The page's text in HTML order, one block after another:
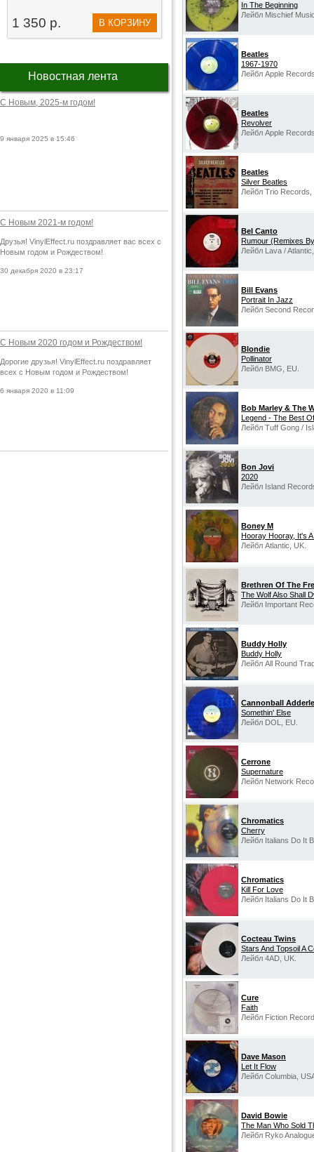
1 350 р. В КОРЗИНУ
Новостная лента
С Новым, 2025-м годом!
9 января 2025 в 15:46
С Новым 2021-м годом!
Друзья! VinylEffect.ru поздравляет вас всех с
Новым годом и Рождеством!
30 декабря 2020 в 23:17
С Новым 2020 годом и Рождеством!
Дорогие друзья! VinylEffect.ru поздравляет
всех с Новым годом и Рождеством!
6 января 2020 в 11:09
In The Beginning
Лейбл Mischief
Beatles
1967-1970
Лейбл Apple
Beatles
Revolver
Лейбл Apple
Beatles
Silver Beatles
Лейбл Trio Records,
Bel Canto
Rumour (Remixes
Лейбл Lava /
Bill Evans
Portrait In Jazz
Лейбл Second
Blondie
Pollinator
Лейбл BMG, EU.
Bob Marley & The
Legend - The Best
Лейбл Tuff Gong /
Bon Jovi
2020
Лейбл Island
Boney M
Hooray Hooray, It's
Лейбл Atlantic, UK.
Brethren Of The
The Wolf Also Shall
Лейбл Important
Buddy Holly
Buddy Holly
Лейбл All Round
Cannonball
Somethin' Else
Лейбл DOL, EU.
Cerrone
Supernature
Лейбл Network
Chromatics
Cherry
Лейбл Italians Do It
Chromatics
Kill For Love
Лейбл Italians Do It
Cocteau Twins
Stars And Topsoil A
Лейбл 4AD, UK.
Cure
Faith
Лейбл Fiction
Dave Mason
Let It Flow
Лейбл Columbia,
David Bowie
The Man Who Sold
Лейбл Ryko